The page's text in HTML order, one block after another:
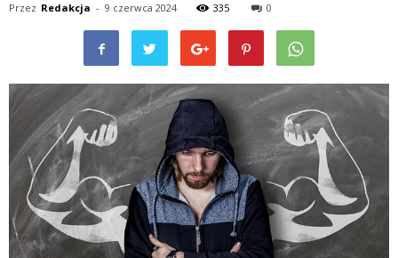
Przez Redakcja - 9 czerwca 2024 335 0